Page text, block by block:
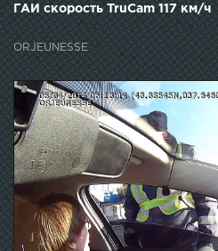
ГАИ скорость TruCam 117 км/ч
ORJEUNESSE